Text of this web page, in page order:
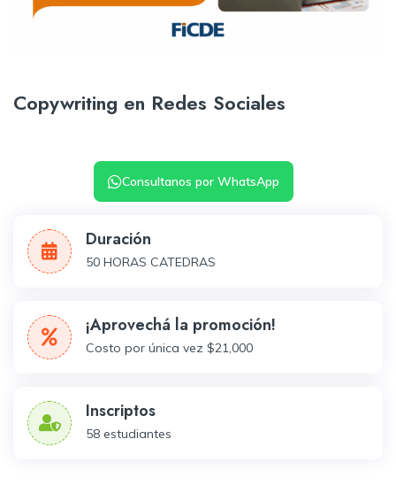
Copywriting en Redes Sociales
Consultanos por WhatsApp
Duración
50 HORAS CATEDRAS
¡Aprovechá la promoción!
Costo por única vez $21,000
Inscriptos
58 estudiantes